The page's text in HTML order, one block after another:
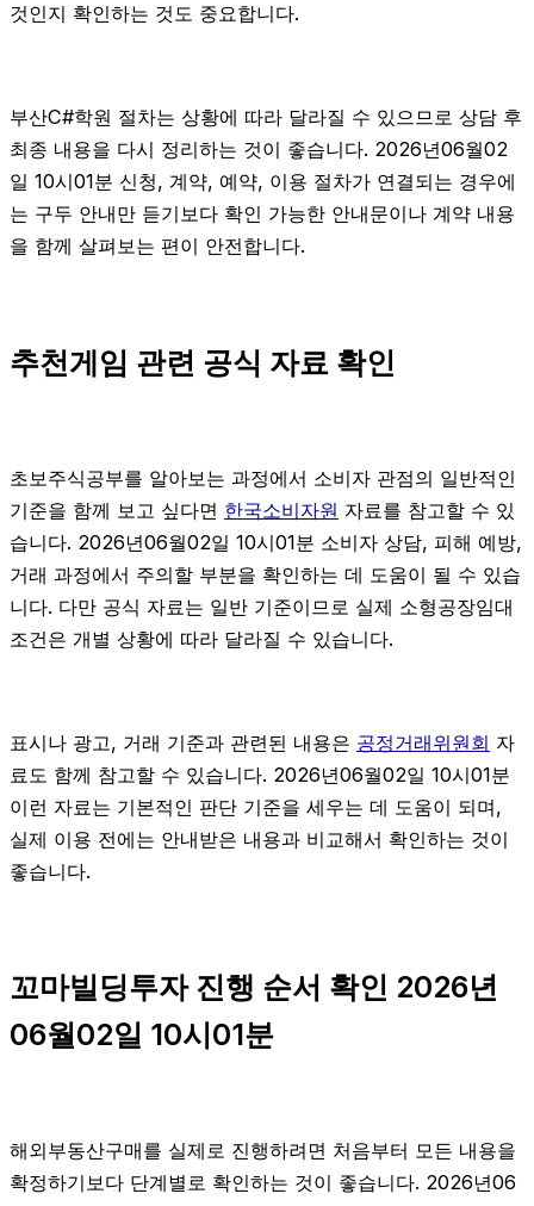
것인지 확인하는 것도 중요합니다.
부산C#학원 절차는 상황에 따라 달라질 수 있으므로 상담 후
최종 내용을 다시 정리하는 것이 좋습니다. 2026년06월02
일 10시01분 신청, 계약, 예약, 이용 절차가 연결되는 경우에
는 구두 안내만 듣기보다 확인 가능한 안내문이나 계약 내용
을 함께 살펴보는 편이 안전합니다.
추천게임 관련 공식 자료 확인
초보주식공부를 알아보는 과정에서 소비자 관점의 일반적인
기준을 함께 보고 싶다면 한국소비자원 자료를 참고할 수 있
습니다. 2026년06월02일 10시01분 소비자 상담, 피해 예방,
거래 과정에서 주의할 부분을 확인하는 데 도움이 될 수 있습
니다. 다만 공식 자료는 일반 기준이므로 실제 소형공장임대
조건은 개별 상황에 따라 달라질 수 있습니다.
표시나 광고, 거래 기준과 관련된 내용은 공정거래위원회 자
료도 함께 참고할 수 있습니다. 2026년06월02일 10시01분
이런 자료는 기본적인 판단 기준을 세우는 데 도움이 되며,
실제 이용 전에는 안내받은 내용과 비교해서 확인하는 것이
좋습니다.
꼬마빌딩투자 진행 순서 확인 2026년
06월02일 10시01분
해외부동산구매를 실제로 진행하려면 처음부터 모든 내용을
확정하기보다 단계별로 확인하는 것이 좋습니다. 2026년06